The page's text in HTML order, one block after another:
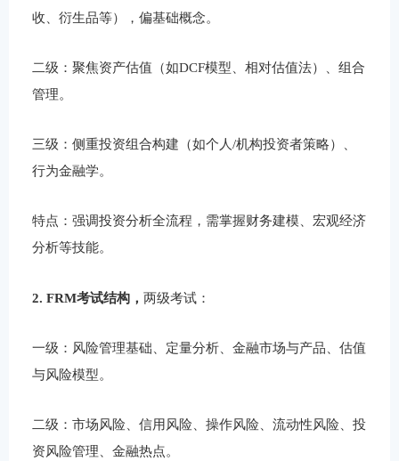
收、衍生品等），偏基础概念。
二级：聚焦资产估值（如DCF模型、相对估值法）、组合
管理。
三级：侧重投资组合构建（如个人/机构投资者策略）、
行为金融学。
特点：强调投资分析全流程，需掌握财务建模、宏观经济
分析等技能。
2. FRM考试结构，两级考试：
一级：风险管理基础、定量分析、金融市场与产品、估值
与风险模型。
二级：市场风险、信用风险、操作风险、流动性风险、投
资风险管理、金融热点。